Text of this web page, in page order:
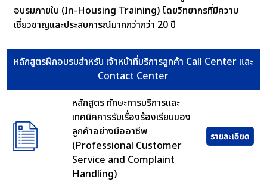
อบรมภายใน (In-Housing Training) โดยวิทยากรที่มีความ
เชี่ยวชาญและประสบการณ์มากกว่ากว่า 20 ปี
หลักสูตรฝึกอบรมสำหรับ เจ้าหน้าที่บริการลูกค้า Call Center และ
Contact Center
หลักสูตร ทักษะการบริการและ
เทคนิคการรับเรื่องร้องเรียนของ
ลูกค้าอย่างมืออาชีพ
(Professional Customer
Service and Complaint
Handling)